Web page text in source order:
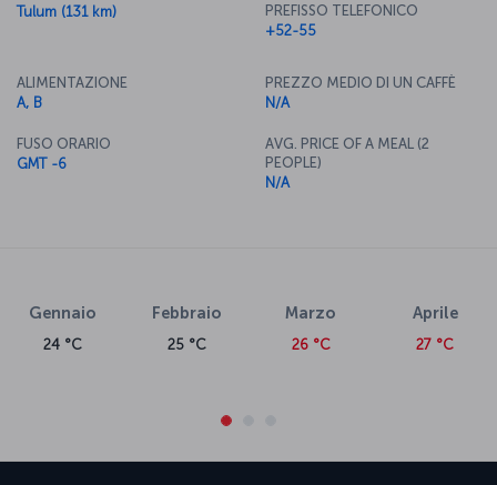
Tulum (131 km)
PREFISSO TELEFONICO
+52-55
ALIMENTAZIONE
A, B
FUSO ORARIO
GMT -6
PREZZO MEDIO DI UN CAFFÈ
N/A
AVG. PRICE OF A MEAL (2
PEOPLE)
N/A
Gennaio
24 °C
Febbraio
25 °C
Marzo
26 °C
Aprile
27 °C